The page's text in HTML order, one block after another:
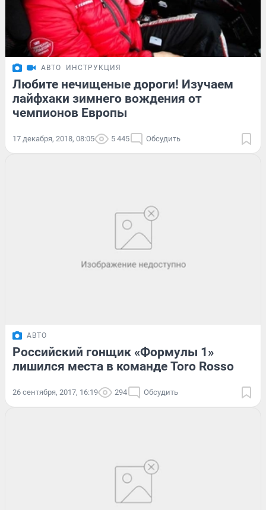
АВТО ИНСТРУКЦИЯ
Любите нечищеные дороги! Изучаем
лайфхаки зимнего вождения от
чемпионов Европы
17 декабря, 2018, 08:05 5 445 Обсудить
АВТО
Российский гонщик «Формулы 1»
лишился места в команде Toro Rosso
26 сентября, 2017, 16:19 294 Обсудить